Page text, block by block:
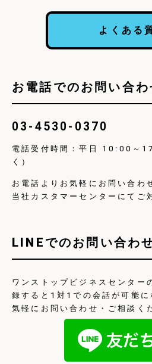
よくある
お電話でのお問い合
03-4530-0370
電話受付時間：平日 10:00～
く）
お電話よりお気軽にお問い合わ
当社カスタマーセンターにてご
LINEでのお問い合わ
ワンストップビジネスセンター
録すると1対1での会話が可能
気軽にお問い合わせ・ご相談く